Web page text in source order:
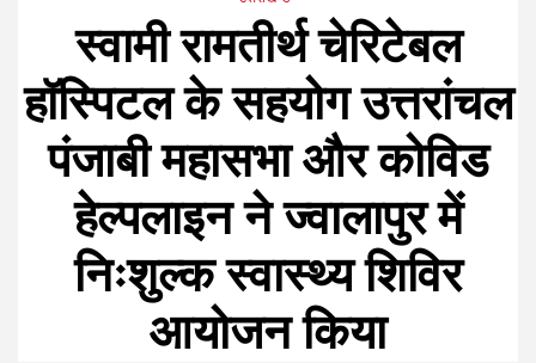
स्वामी रामतीर्थ चेरिटेबल
हॉस्पिटल के सहयोग उत्तरांचल
पंजाबी महासभा और कोविड
हेल्पलाइन ने ज्वालापुर में
निःशुल्क स्वास्थ्य शिविर
आयोजन किया